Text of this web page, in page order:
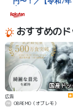
おすすめの
国産ド
広告
OBREMO（オブレモ）